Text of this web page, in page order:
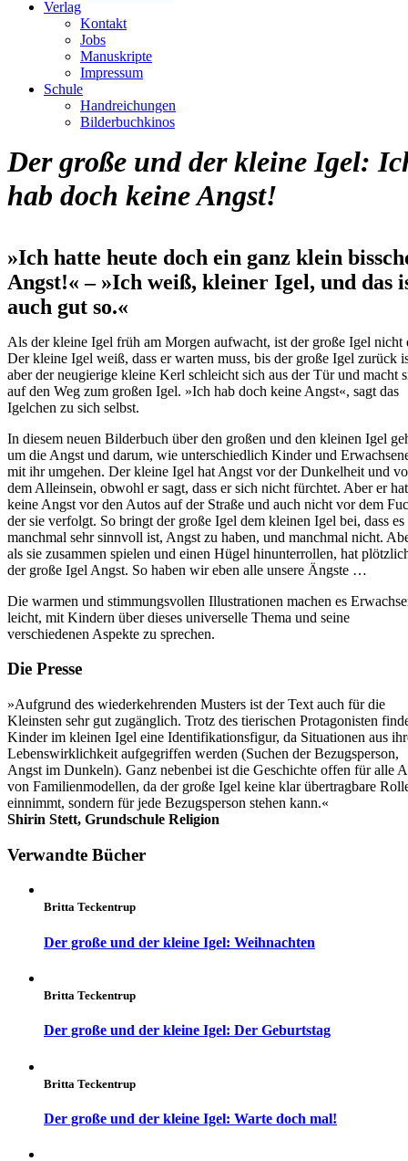
Verlag
Kontakt
Jobs
Manuskripte
Impressum
Schule
Handreichungen
Bilderbuchkinos
Der große und der kleine Igel:
hab doch keine Angst!
»Ich hatte heute doch ein ganz klein
Angst!« – »Ich weiß, kleiner Igel, und das
auch gut so.«
Als der kleine Igel früh am Morgen aufwacht, ist der große Igel nicht
Der kleine Igel weiß, dass er warten muss, bis der große Igel zurück
aber der neugierige kleine Kerl schleicht sich aus der Tür und macht
auf den Weg zum großen Igel. »Ich hab doch keine Angst«, sagt das
Igelchen zu sich selbst.
In diesem neuen Bilderbuch über den großen und den kleinen Igel
um die Angst und darum, wie unterschiedlich Kinder und
mit ihr umgehen. Der kleine Igel hat Angst vor der Dunkelheit und
dem Alleinsein, obwohl er sagt, dass er sich nicht fürchtet. Aber er hat
keine Angst vor den Autos auf der Straße und auch nicht vor dem
der sie verfolgt. So bringt der große Igel dem kleinen Igel bei, dass es
manchmal sehr sinnvoll ist, Angst zu haben, und manchmal nicht.
als sie zusammen spielen und einen Hügel hinunterrollen, hat
der große Igel Angst. So haben wir eben alle unsere Ängste …
Die warmen und stimmungsvollen Illustrationen machen es
leicht, mit Kindern über dieses universelle Thema und seine
verschiedenen Aspekte zu sprechen.
Die Presse
»Aufgrund des wiederkehrenden Musters ist der Text auch für die
Kleinsten sehr gut zugänglich. Trotz des tierischen Protagonisten
Kinder im kleinen Igel eine Identifikationsfigur, da Situationen aus
Lebenswirklichkeit aufgegriffen werden (Suchen der Bezugsperson,
Angst im Dunkeln). Ganz nebenbei ist die Geschichte offen für alle
von Familienmodellen, da der große Igel keine klar übertragbare
einnimmt, sondern für jede Bezugsperson stehen kann.«
Shirin Stett, Grundschule Religion
Verwandte Bücher
Britta Teckentrup
Der große und der kleine Igel: Weihnachten
Britta Teckentrup
Der große und der kleine Igel: Der Geburtstag
Britta Teckentrup
Der große und der kleine Igel: Warte doch mal!